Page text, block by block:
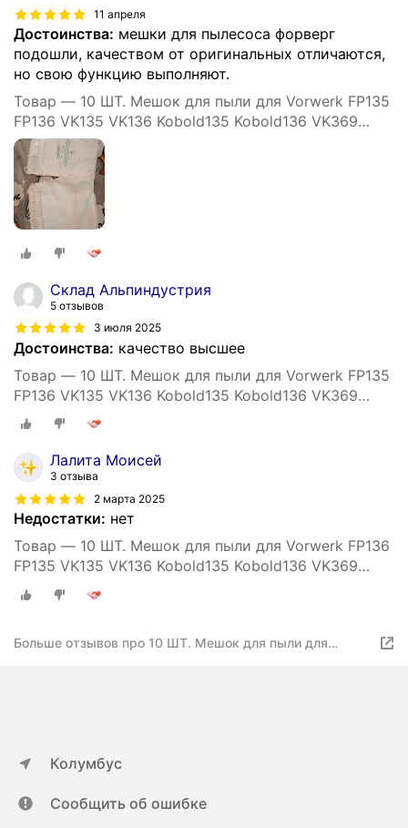
11 апреля
Достоинства: мешки для пылесоса форверг
подошли, качеством от оригинальных отличаются,
но свою функцию выполняют.
Товар — 10 ШТ. Мешок для пыли для Vorwerk FP135
FP136 VK135 VK136 Kobold135 Kobold136 VK369
Аксессуары для пылесоса
Склад Альпиндустрия
5 отзывов
3 июля 2025
Достоинства: качество высшее
Товар — 10 ШТ. Мешок для пыли для Vorwerk FP135
FP136 VK135 VK136 Kobold135 Kobold136 VK369
Аксессуары для пылесоса
Лалита Моисей
3 отзыва
2 марта 2025
Недостатки: нет
Товар — 10 ШТ. Мешок для пыли для Vorwerk FP136
FP135 VK135 VK136 Kobold135 Kobold136 VK369
Аксессуары для пылесоса
Больше отзывов про 10 ШТ. Мешок для пыли для
Колумбус
Сообщить об ошибке